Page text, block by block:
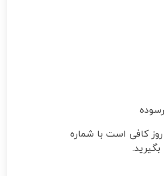
کافی است با شماره